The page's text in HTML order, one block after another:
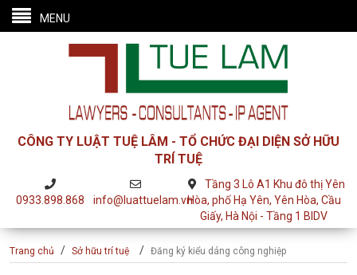
MENU
CÔNG TY LUẬT TUỆ LÂM - TỔ CHỨC ĐẠI DIỆN SỞ HỮU
TRÍ TUỆ
0933.898.868 info@luattuelam.vn
Tầng 3 Lô A1 Khu đô thị Yên
Hòa, phố Hạ Yên, Yên Hòa, Cầu
Giấy, Hà Nội - Tầng 1 BIDV
Trang chủ / Sở hữu trí tuệ / Đăng ký kiểu dáng công nghiệp